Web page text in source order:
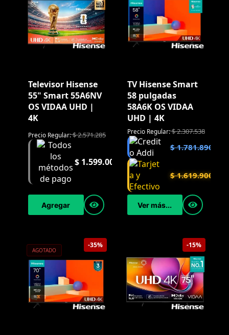
Televisor Hisense
55" Smart 55A6NV
OS VIDAA UHD |
4K
Precio Regular:$2.571.285
$ 1.599.000
Agregar
TV Hisense Smart
58 pulgadas
58A6K OS VIDAA
UHD | 4K
Precio Regular:$2.307.538
$1.781.890
$1.619.900
Ver más...
-35%
AGOTADO
-15%